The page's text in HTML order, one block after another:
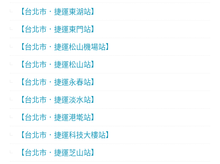
【台北市．捷運東湖站】
【台北市．捷運東門站】
【台北市．捷運松山機場站】
【台北市．捷運松山站】
【台北市．捷運永春站】
【台北市．捷運淡水站】
【台北市．捷運港墘站】
【台北市．捷運科技大樓站】
【台北市．捷運芝山站】